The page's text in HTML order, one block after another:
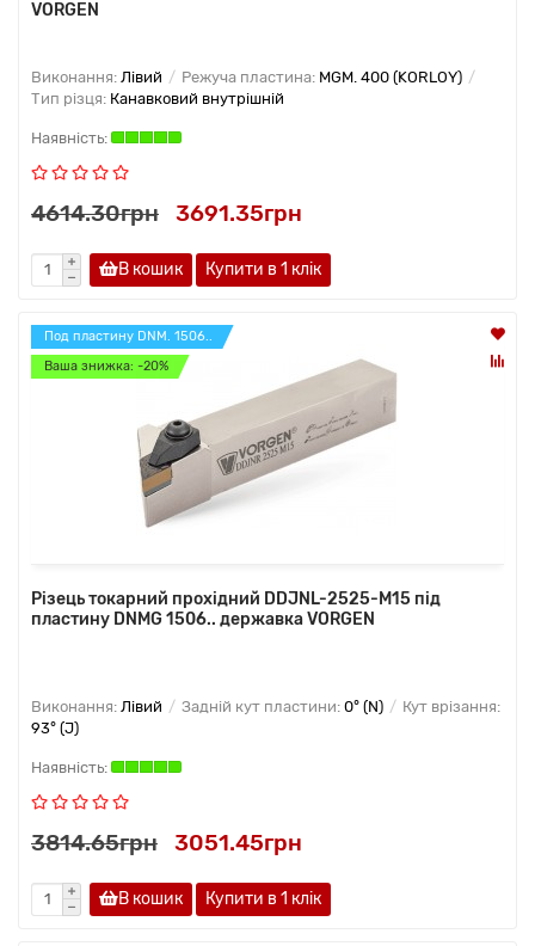
VORGEN
Виконання: Лівий Режуча пластина: MGM. 400 (KORLOY)
Тип різця: Канавковий внутрішній
4614.30грн 3691.35грн
В кошик Купити в 1 клiк
Под пластину DNM. 1506..
Ваша знижка: -20%
Різець токарний прохідний DDJNL-2525-M15 під
пластину DNMG 1506.. державка VORGEN
Виконання: Лівий Задній кут пластини: 0° (N)
Кут врізання:
93° (J)
3814.65грн 3051.45грн
В кошик Купити в 1 клiк